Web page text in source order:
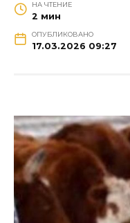
НА ЧТЕНИЕ
2 мин
ОПУБЛИКОВАНО
17.03.2026 09:27